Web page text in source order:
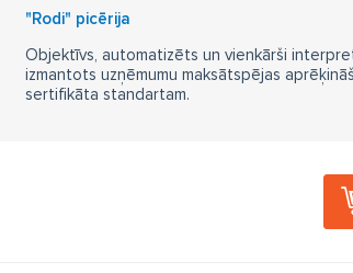
"Rodi" picērija
Objektīvs, automatizēts un vienkārši
izmantots uzņēmumu maksātspējas
sertifikāta standartam.